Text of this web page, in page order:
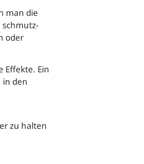
man die
oder
Effekte. Ein
in den
zu halten